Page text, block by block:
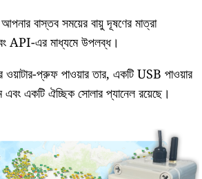
বাস্তব সময়ের বায়ু দূষণের মাত্রা
API-এর মাধ্যমে উপলব্ধ।
ওয়াটার-প্রুফ পাওয়ার তার, একটি USB পাওয়ার
এবং একটি ঐচ্ছিক সোলার প্যানেল রয়েছে।